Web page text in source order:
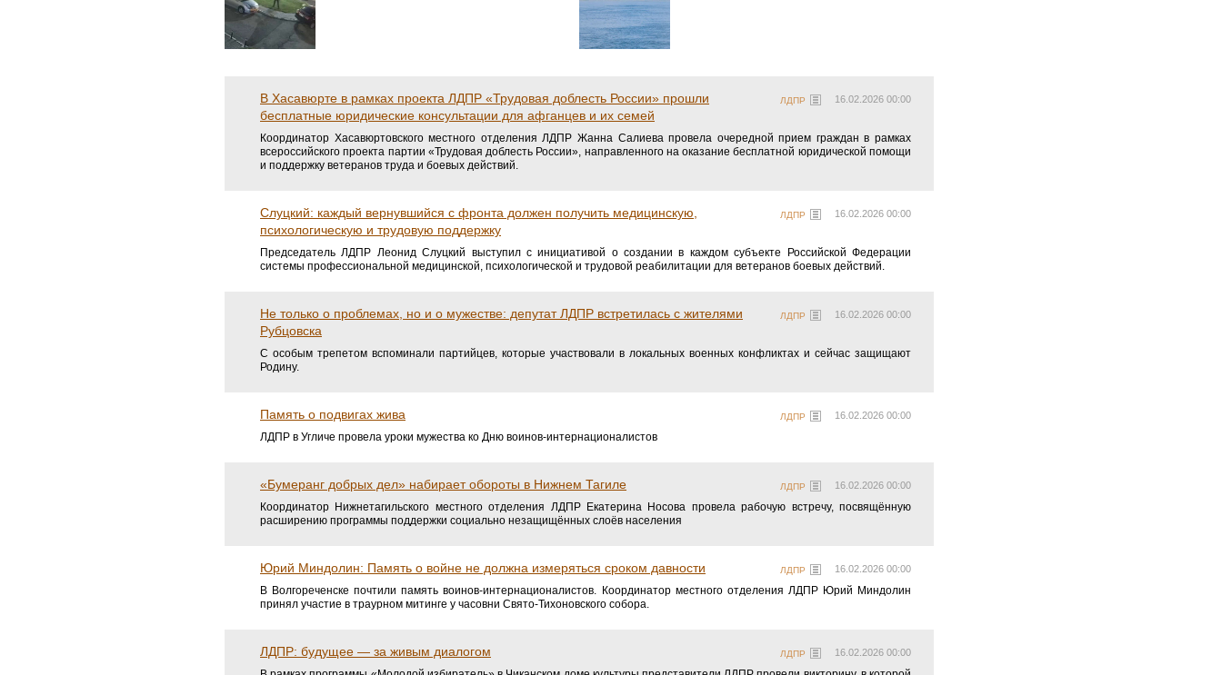
16.02.2026 00:00
ЛДПР
В Хасавюрте в рамках проекта ЛДПР «Трудовая доблесть России» прошли
бесплатные юридические консультации для афганцев и их семей
Координатор Хасавюртовского местного отделения ЛДПР Жанна Салиева провела очередной прием граждан в рамках
всероссийского проекта партии «Трудовая доблесть России», направленного на оказание бесплатной юридической помощи
и поддержку ветеранов труда и боевых действий.
16.02.2026 00:00
ЛДПР
Слуцкий: каждый вернувшийся с фронта должен получить медицинскую,
психологическую и трудовую поддержку
Председатель ЛДПР Леонид Слуцкий выступил с инициативой о создании в каждом субъекте Российской Федерации
системы профессиональной медицинской, психологической и трудовой реабилитации для ветеранов боевых действий.
16.02.2026 00:00
ЛДПР
Не только о проблемах, но и о мужестве: депутат ЛДПР встретилась с жителями
Рубцовска
С особым трепетом вспоминали партийцев, которые участвовали в локальных военных конфликтах и сейчас защищают
Родину.
16.02.2026 00:00
ЛДПР
Память о подвигах жива
ЛДПР в Угличе провела уроки мужества ко Дню воинов-интернационалистов
16.02.2026 00:00
ЛДПР
«Бумеранг добрых дел» набирает обороты в Нижнем Тагиле
Координатор Нижнетагильского местного отделения ЛДПР Екатерина Носова провела рабочую встречу, посвящённую
расширению программы поддержки социально незащищённых слоёв населения
16.02.2026 00:00
ЛДПР
Юрий Миндолин: Память о войне не должна измеряться сроком давности
В Волгореченске почтили память воинов-интернационалистов. Координатор местного отделения ЛДПР Юрий Миндолин
принял участие в траурном митинге у часовни Свято-Тихоновского собора.
16.02.2026 00:00
ЛДПР
ЛДПР: будущее — за живым диалогом